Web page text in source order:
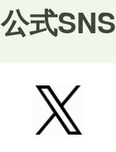
公式SNS